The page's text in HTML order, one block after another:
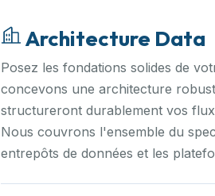
Architecture Data
Posez les fondations solides de
concevons une architecture
structureront durablement vos
Nous couvrons l'ensemble du
entrepôts de données et les